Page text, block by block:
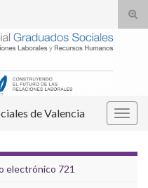
el
de Valencia
electrónico 721